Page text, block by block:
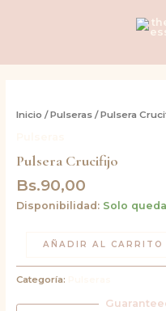
Inicio /Pulseras/ Pulsera
Pulsera Crucifijo
Bs.90,00
Disponibilidad: Solo
Crucifijo
AÑADIR AL CARRITO
Categoría: